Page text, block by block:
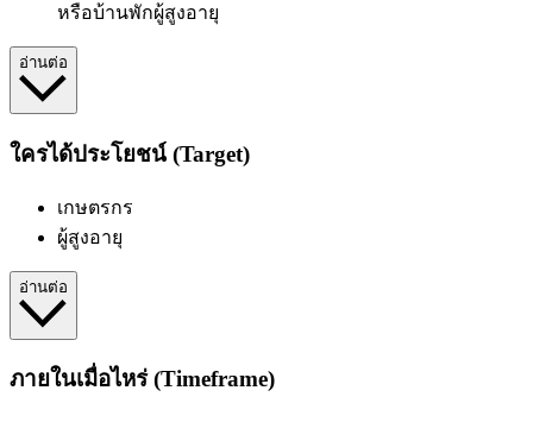
หรือบ้านพักผู้สูงอายุ
อ่านต่อ
ใครได้ประโยชน์ (Target)
เกษตรกร
ผู้สูงอายุ
อ่านต่อ
ภายในเมื่อไหร่ (Timeframe)